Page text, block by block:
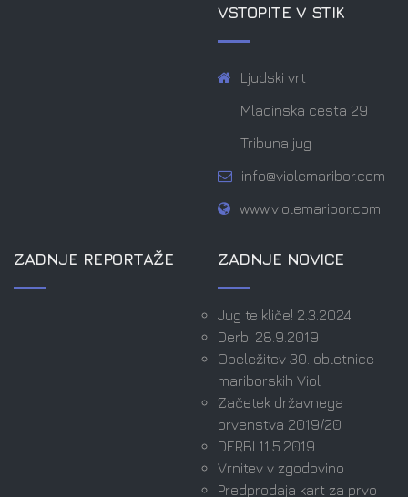
VSTOPITE V STIK
Ljudski vrt
Mladinska cesta 29
Tribuna jug
info@violemaribor.com
www.violemaribor.com
ZADNJE REPORTAŽE ZADNJE NOVICE
Jug te kliče! 2.3.2024
Derbi 28.9.2019
Obeležitev 30. obletnice
mariborskih Viol
Začetek državnega
prvenstva 2019/20
DERBI 11.5.2019
Vrnitev v zgodovino
Predprodaja kart za prvo